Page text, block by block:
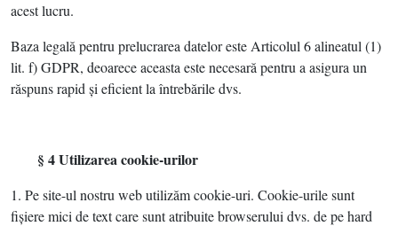
acest lucru.
Baza legală pentru prelucrarea datelor este Articolul 6 alineatul (1)
lit. f) GDPR, deoarece aceasta este necesară pentru a asigura un
răspuns rapid şi eficient la întrebările dvs.
§ 4 Utilizarea cookie-urilor
1. Pe site-ul nostru web utilizăm cookie-uri. Cookie-urile sunt
fişiere mici de text care sunt atribuite browserului dvs. de pe hard